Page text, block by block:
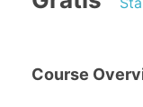
Course